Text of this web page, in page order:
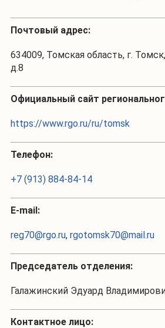
Почтовый адрес:
634009, Томская область, г.
д.8
Официальный сайт
https://www.rgo.ru/ru/tomsk
Телефон:
+7 (913) 884-84-14
Е-mail:
reg70@rgo.ru, rgotomsk70@mail.ru
Председатель отделения:
Галажинский Эдуард
Контактное лицо: